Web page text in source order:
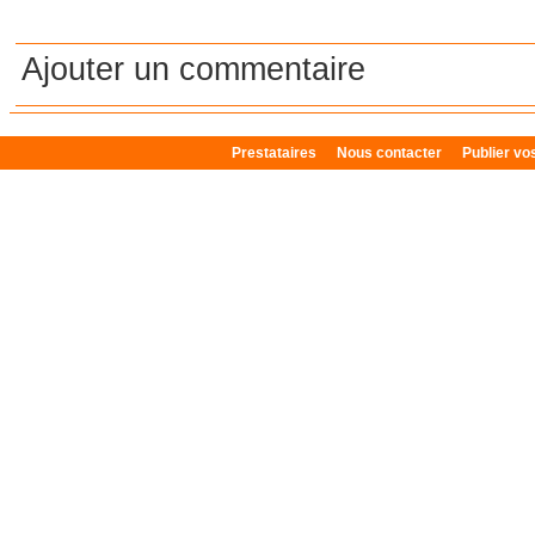
Ajouter un commentaire
Prestataires Nous contacter Publier